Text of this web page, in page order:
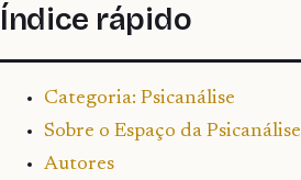
Índice rápido
Categoria: Psicanálise
Sobre o Espaço da Psicanálise
Autores